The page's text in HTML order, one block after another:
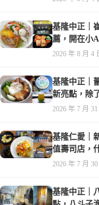
基隆中正｜
薦，開在小
2026 年 8 月 4
基隆中正｜
新亮點，除
2026 年 7 月 31
基隆仁愛｜
值壽司店，
2026 年 7 月 30
基隆中正｜